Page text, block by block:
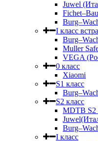
Juwel
I класс
Muller
VEGA
0 класс
Xiaomi
S1 класс
S2 класс
MDTB S2
I класс